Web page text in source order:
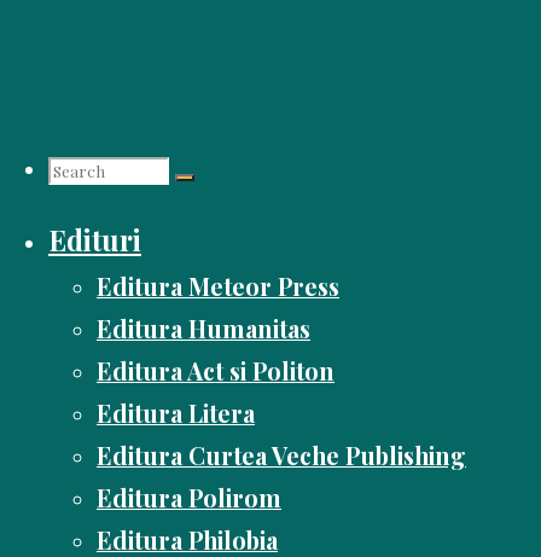
Search
for:
Edituri
Editura Meteor Press
Editura Humanitas
Editura Act si Politon
Editura Litera
Editura Curtea Veche Publishing
Editura Polirom
Editura Philobia